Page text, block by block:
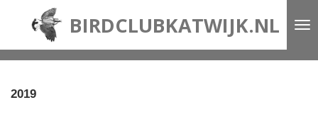
naar
hoofdinhoud
BIRDCLUBKATWIJK.NL
2019